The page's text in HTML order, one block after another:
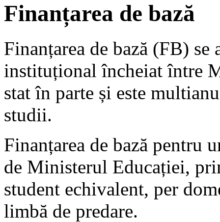
Finanțarea de bază
Finanțarea de bază (FB)
instituțional încheiat între
stat în parte și este
studii.
Finanțarea de bază pentru
de Ministerul Educației,
student echivalent, per
limbă de predare.